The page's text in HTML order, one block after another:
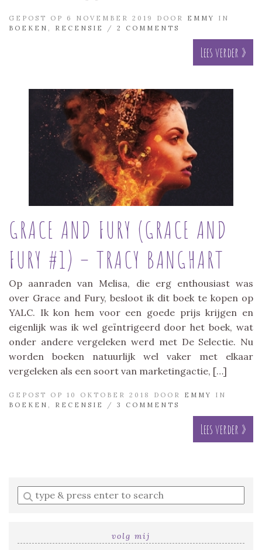
GEPOST OP 6 NOVEMBER 2019 DOOR EMMY
IN
BOEKEN
RECENSIE / 2 COMMENTS
Lees verder »
GRACE AND FURY (GRACE AND
FURY #1) – TRACY BANGHART
Op aanraden van Melisa, die erg enthousiast was
over Grace and Fury, besloot ik dit boek te kopen op
YALC. Ik kon hem voor een goede prijs krijgen en
eigenlijk was ik wel geïntrigeerd door het boek, wat
onder andere vergeleken werd met De Selectie. Nu
worden boeken natuurlijk wel vaker met elkaar
vergeleken als een soort van marketingactie, […]
GEPOST OP 10 OKTOBER 2018 DOOR EMMY
IN
BOEKEN
RECENSIE / 3 COMMENTS
Lees verder »
Enter
a
volg mij